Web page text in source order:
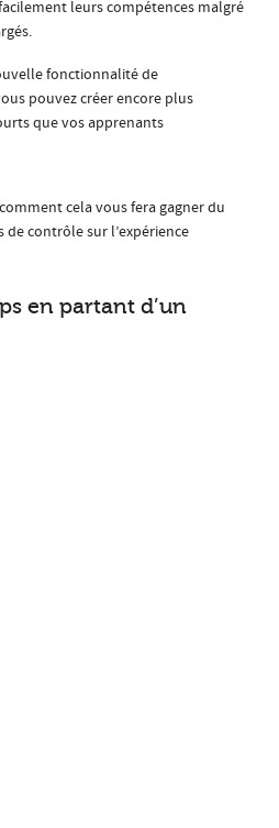
leurs compétences malgré
fonctionnalité de
pouvez créer encore plus
que vos apprenants
cela vous fera gagner du
contrôle sur l’expérience
en partant d’un